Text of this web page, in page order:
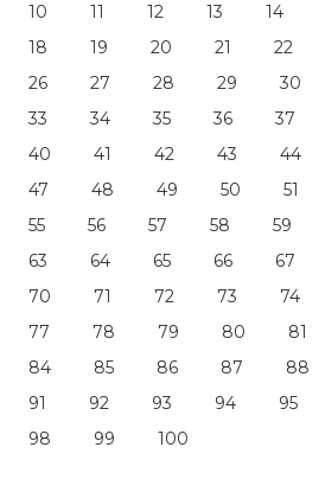
10
11 12 13 14
18
19 20 21 22
26
27 28 29 30
33
34 35 36 37
40
41 42 43 44
47
48 49 50 51
55
56 57 58 59
63
64 65 66 67
70
71 72 73 74
77
78 79 80 81
84
85 86 87 88
91
92 93 94 95
98
99 100